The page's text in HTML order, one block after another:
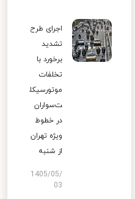
اجرای طرح
تشدید
برخورد با
تخلفات
موتورسیکل
ت‌سواران
در خطوط
ویژه تهران
از شنبه
1405/05/
03